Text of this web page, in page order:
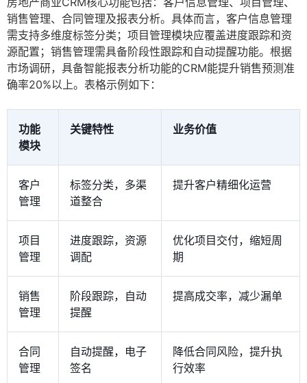
销售管理、合同管理及报表分析。具体而言，客户信息管理
需支持多维度标签分类；项目管理模块应覆盖进度跟踪和资
源配置；销售管理需具备阶段性跟踪和自动提醒功能。根据
市场调研，具备智能报表分析功能的CRM能提升销售预测准
确率20%以上。表格示例如下：
功能
模块
关键特性 业务价值
客户
管理
标签分类，多渠
道整合
提升客户精细化运营
项目
管理
进度跟踪，资源
调配
优化项目交付，缩短周
期
销售
管理
阶段跟踪，自动
提醒
提高成交率，减少漏单
合同
管理
自动提醒，电子
签名
降低合同风险，提升执
行效率